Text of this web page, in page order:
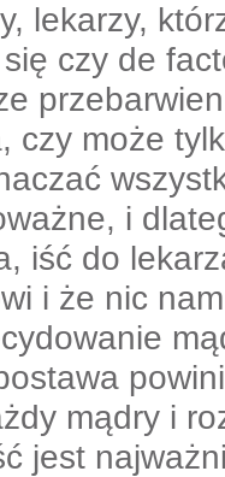
lekarzy,
czy de
czy może
i
iść do
i że nic
mądry i
jest